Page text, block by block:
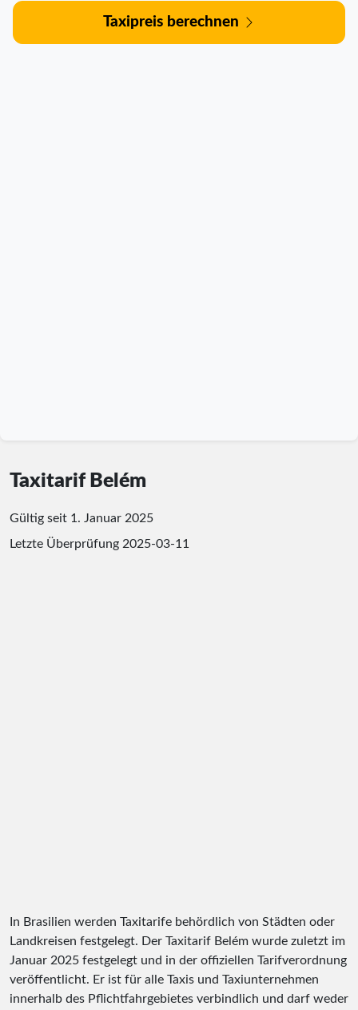
Taxipreis berechnen
Taxitarif Belém
Gültig seit 1. Januar 2025
Letzte Überprüfung 2025-03-11
In Brasilien werden Taxitarife behördlich von Städten oder
Landkreisen festgelegt. Der Taxitarif Belém wurde zuletzt im
Januar 2025 festgelegt und in der offiziellen Tarifverordnung
veröffentlicht. Er ist für alle Taxis und Taxiunternehmen
innerhalb des Pflichtfahrgebietes verbindlich und darf weder